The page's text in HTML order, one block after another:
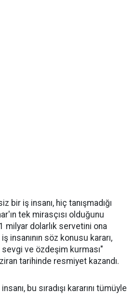
bir iş insanı, hiç tanışmadığı
tek mirasçısı olduğunu
milyar dolarlık servetini ona
iş insanının söz konusu kararı,
ve özdeşim kurması"
tarihinde resmiyet kazandı.
bu sıradışı kararını tümüyle